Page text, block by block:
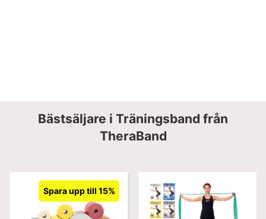
Bästsäljare i Träningsband från
TheraBand
Spara upp till 15%